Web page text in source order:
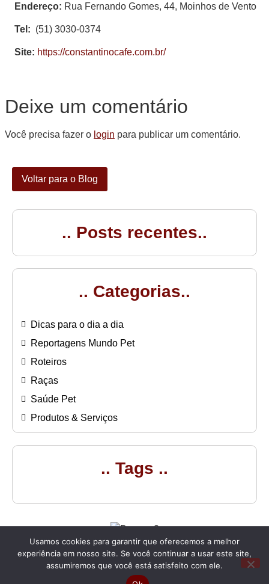
Endereço: Rua Fernando Gomes, 44, Moinhos de Vento
Tel: (51) 3030-0374
Site: https://constantinocafe.com.br/
Deixe um comentário
Você precisa fazer o login para publicar um comentário.
Voltar para o Blog
.. Posts recentes..
.. Categorias..
Dicas para o dia a dia
Reportagens Mundo Pet
Roteiros
Raças
Saúde Pet
Produtos & Serviços
.. Tags ..
Fale com a gente pelo crisberger@guiapetfriendly.com.br
Usamos cookies para garantir que oferecemos a melhor
experiência em nosso site. Se você continuar a usar este site,
assumiremos que você está satisfeito com ele.